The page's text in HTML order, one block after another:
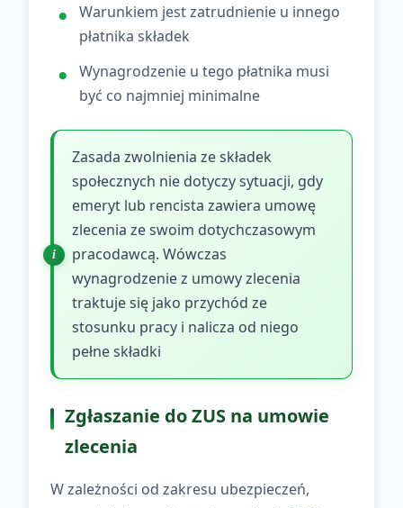
Warunkiem jest zatrudnienie u innego
płatnika składek
Wynagrodzenie u tego płatnika musi
być co najmniej minimalne
Zasada zwolnienia ze składek
społecznych nie dotyczy sytuacji, gdy
emeryt lub rencista zawiera umowę
zlecenia ze swoim dotychczasowym
pracodawcą. Wówczas
wynagrodzenie z umowy zlecenia
traktuje się jako przychód ze
stosunku pracy i nalicza od niego
pełne składki
Zgłaszanie do ZUS na umowie
zlecenia
W zależności od zakresu ubezpieczeń,